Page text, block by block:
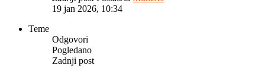
19 jan 2026, 10:34
Teme
Odgovori
Pogledano
Zadnji post